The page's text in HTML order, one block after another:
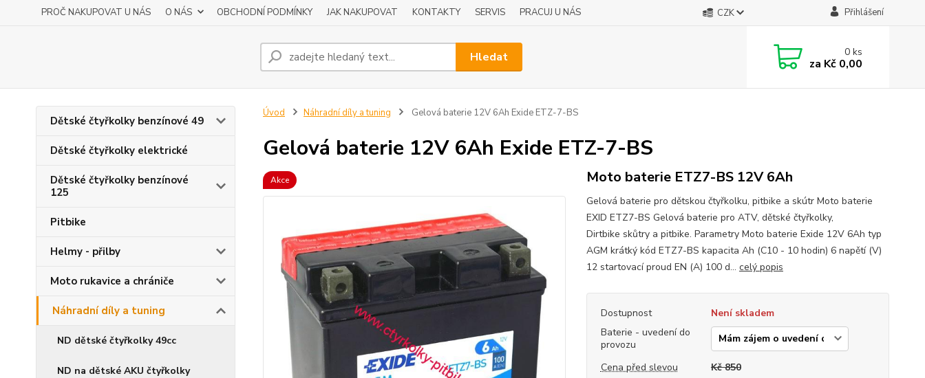
PROČ NAKUPOVAT U NÁS O NÁS OBCHODNÍ PODMÍNKY JAK NAKUPOVAT KONTAKTY SERVIS PRACUJ U NÁS CZK Přihlášení
Hledat 0ks
za Kč 0,00
Dětské čtyřkolky benzínové 49
Dětské čtyřkolky elektrické
Dětské čtyřkolky benzínové
125
Pitbike
Helmy - přilby
Moto rukavice a chrániče
Náhradní díly a tuning
ND dětské čtyřkolky 49cc
ND na dětské AKU čtyřkolky
Úvod Náhradní díly a tuning Gelová baterie 12V 6Ah Exide ETZ-7-BS
Gelová baterie 12V 6Ah Exide ETZ-7-BS
Akce Moto baterie ETZ7-BS 12V 6Ah
Gelová baterie pro dětskou čtyřkolku, pitbike a skútr Moto baterie
EXID ETZ7-BS Gelová baterie pro ATV, dětské čtyřkolky,
Dirtbike skůtry a pitbike. Parametry Moto baterie Exide 12V 6Ah typ
AGM krátký kód ETZ7-BS kapacita Ah (C10 - 10 hodin) 6 napětí (V)
12 startovací proud EN (A) 100 d... celý popis
Dostupnost
Není skladem
Baterie - uvedení do
provozu
Cena před slevou
Kč 850